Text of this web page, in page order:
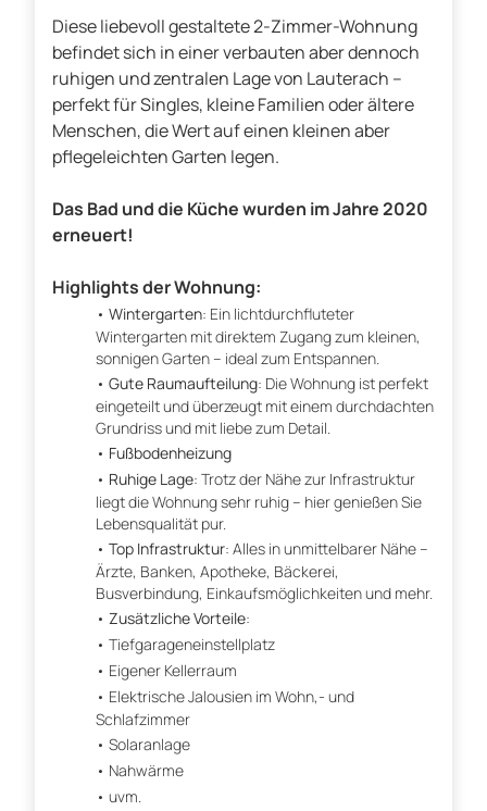
Diese liebevoll gestaltete 2-Zimmer-Wohnung
befindet sich in einer verbauten aber dennoch
ruhigen und zentralen Lage von Lauterach –
perfekt für Singles, kleine Familien oder ältere
Menschen, die Wert auf einen kleinen aber
pflegeleichten Garten legen.
Das Bad und die Küche wurden im Jahre 2020
erneuert!
Highlights der Wohnung:
Wintergarten: Ein lichtdurchfluteter
Wintergarten mit direktem Zugang zum kleinen,
sonnigen Garten – ideal zum Entspannen.
Gute Raumaufteilung: Die Wohnung ist perfekt
eingeteilt und überzeugt mit einem durchdachten
Grundriss und mit liebe zum Detail.
Fußbodenheizung
Ruhige Lage: Trotz der Nähe zur Infrastruktur
liegt die Wohnung sehr ruhig – hier genießen Sie
Lebensqualität pur.
Top Infrastruktur: Alles in unmittelbarer Nähe –
Ärzte, Banken, Apotheke, Bäckerei,
Busverbindung, Einkaufsmöglichkeiten und mehr.
Zusätzliche Vorteile:
Tiefgarageneinstellplatz
Eigener Kellerraum
Elektrische Jalousien im Wohn,- und
Schlafzimmer
Solaranlage
Nahwärme
uvm.